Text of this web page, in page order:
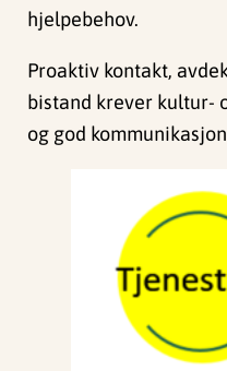
hjelpebehov.
Proaktiv kontakt,
bistand krever kultur-
og god